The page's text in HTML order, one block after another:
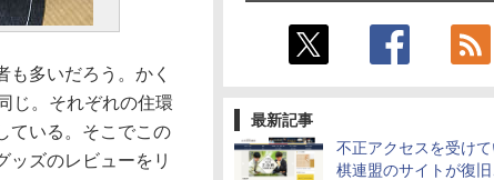
最新記事
不正アクセスを受け
棋連盟のサイトが復
多いだろう。かく
じ。それぞれの住環
ている。そこでこの
ッズのレビューをリ